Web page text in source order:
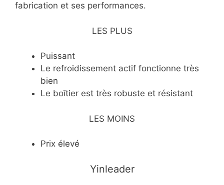
fabrication et ses performances.
LES PLUS
Puissant
Le refroidissement actif fonctionne très
bien
Le boîtier est très robuste et résistant
LES MOINS
Prix élevé
Yinleader